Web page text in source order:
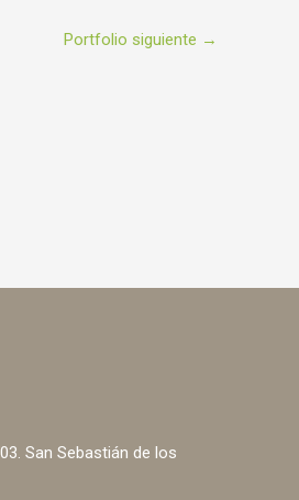
Portfolio siguiente →
San Sebastián de los